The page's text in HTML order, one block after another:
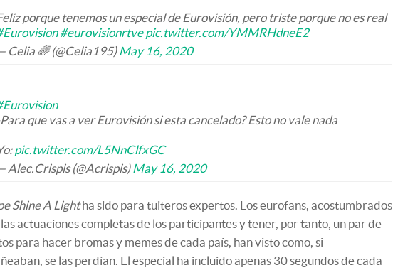
porque tenemos un especial de Eurovisión, pero triste porque no es real
#eurovisionrtve pic.twitter.com/YMMRHdneE2
Celia 🌈 (@Celia195)May 16, 2020
que vas a ver Eurovisión si esta cancelado? Esto no vale nada
pic.twitter.com/L5NnClfxGC
Alec.Crispis (@Acrispis)May 16, 2020
Shine A Lightha sido para tuiteros expertos. Los eurofans, acostumbrados
actuaciones completas de los participantes y tener, por tanto, un par de
para hacer bromas y memes de cada país, han visto como, si
se las perdían. El especial ha incluido apenas 30 segundos de cada